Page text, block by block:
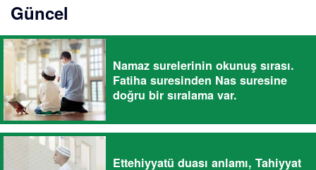
Güncel
Namaz surelerinin okunuş sırası.
Fatiha suresinden Nas suresine
doğru bir sıralama var.
Ettehiyyatü duası anlamı, Tahiyyat